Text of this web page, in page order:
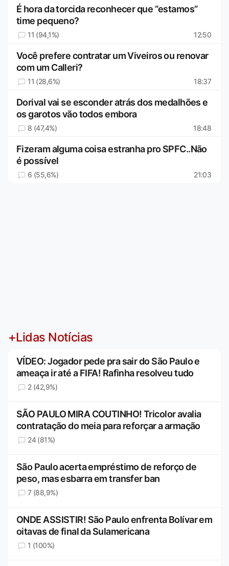
É hora da torcida reconhecer que “estamos”
time pequeno?
11 (94,1%) 12:50
Você prefere contratar um Viveiros ou renovar
com um Calleri?
11 (28,6%) 18:37
Dorival vai se esconder atrás dos medalhões e
os garotos vão todos embora
8 (47,4%) 18:48
Fizeram alguma coisa estranha pro SPFC..Não
é possível
6 (55,6%) 21:03
+Lidas Notícias
VÍDEO: Jogador pede pra sair do São Paulo e
ameaça ir até a FIFA! Rafinha resolveu tudo
2 (42,9%)
SÃO PAULO MIRA COUTINHO! Tricolor avalia
contratação do meia para reforçar a armação
24 (81%)
São Paulo acerta empréstimo de reforço de
peso, mas esbarra em transfer ban
7 (88,9%)
ONDE ASSISTIR! São Paulo enfrenta Bolívar em
oitavas de final da Sulamericana
1 (100%)